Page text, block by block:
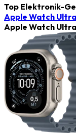
Top Elektronik-
Apple Watch
Apple Watch